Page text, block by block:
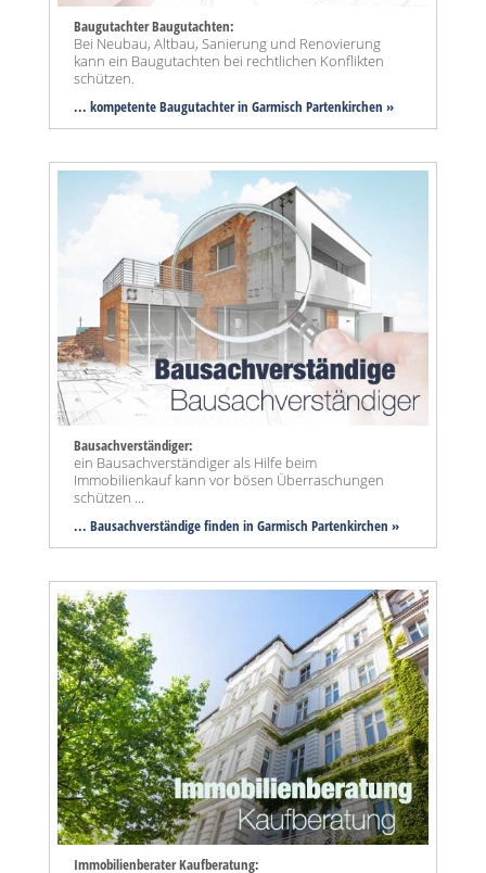
Baugutachter Baugutachten:
Bei Neubau, Altbau, Sanierung und Renovierung
kann ein Baugutachten bei rechtlichen Konflikten
schützen.
... kompetente Baugutachter in Garmisch Partenkirchen »
Bausachverständiger:
ein Bausachverständiger als Hilfe beim
Immobilienkauf kann vor bösen Überraschungen
schützen ...
... Bausachverständige finden in Garmisch Partenkirchen »
Immobilienberater Kaufberatung: